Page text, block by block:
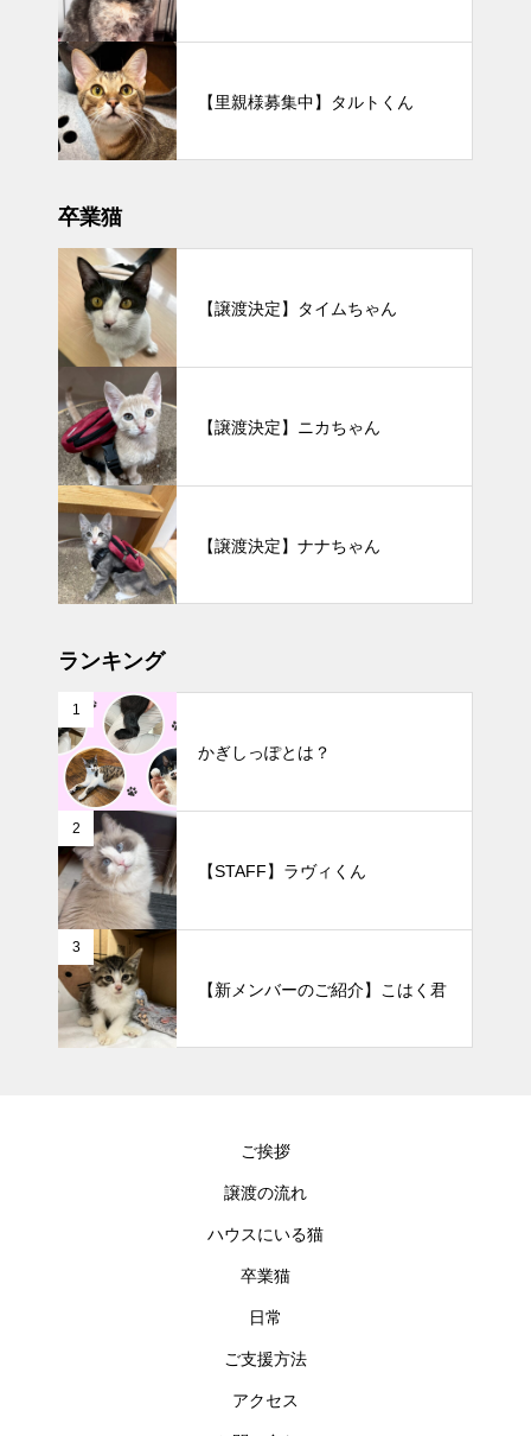
【里親様募集中】タルトくん
卒業猫
【譲渡決定】タイムちゃん
【譲渡決定】ニカちゃん
【譲渡決定】ナナちゃん
ランキング
1
かぎしっぽとは？
2
【STAFF】ラヴィくん
3
【新メンバーのご紹介】こはく君
ご挨拶
譲渡の流れ
ハウスにいる猫
卒業猫
日常
ご支援方法
アクセス